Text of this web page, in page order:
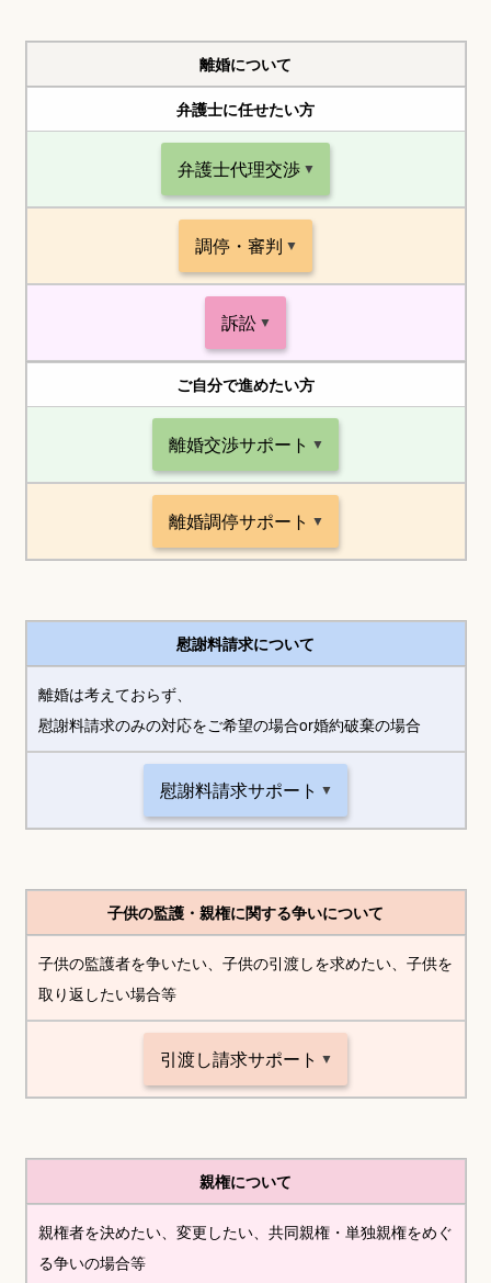
離婚について
弁護士に任せたい方
弁護士代理交渉
調停・審判
訴訟
ご自分で進めたい方
離婚交渉サポート
離婚調停サポート
慰謝料請求について
離婚は考えておらず、
慰謝料請求のみの対応をご希望の場合or婚約破棄の場合
慰謝料請求サポート
子供の監護・親権に関する争いについて
子供の監護者を争いたい、子供の引渡しを求めたい、子供を
取り返したい場合等
引渡し請求サポート
親権について
親権者を決めたい、変更したい、共同親権・単独親権をめぐ
る争いの場合等